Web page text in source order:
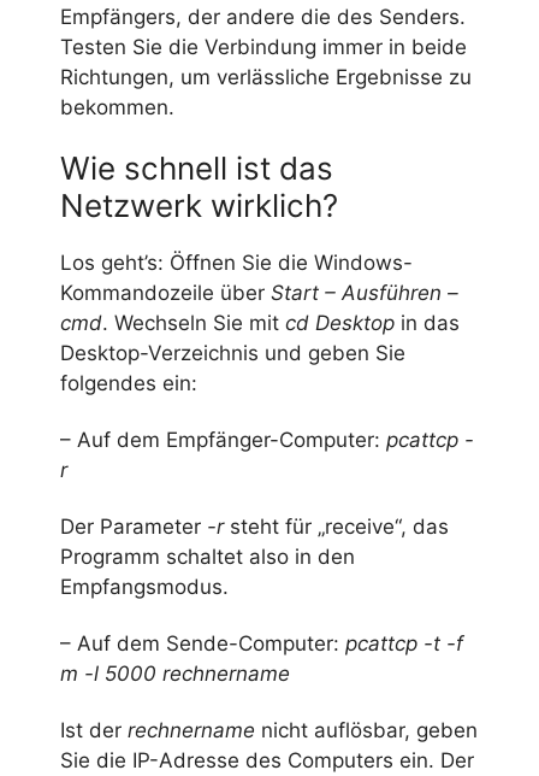
Empfängers, der andere die des Senders.
Testen Sie die Verbindung immer in beide
Richtungen, um verlässliche Ergebnisse zu
bekommen.
Wie schnell ist das
Netzwerk wirklich?
Los geht’s: Öffnen Sie die Windows-
Kommandozeile über Start – Ausführen –
cmd. Wechseln Sie mit cd Desktop in das
Desktop-Verzeichnis und geben Sie
folgendes ein:
– Auf dem Empfänger-Computer: pcattcp -
r
Der Parameter -r steht für „receive“, das
Programm schaltet also in den
Empfangsmodus.
– Auf dem Sende-Computer: pcattcp -t -f
m -l 5000 rechnername
Ist der rechnername nicht auflösbar, geben
Sie die IP-Adresse des Computers ein. Der